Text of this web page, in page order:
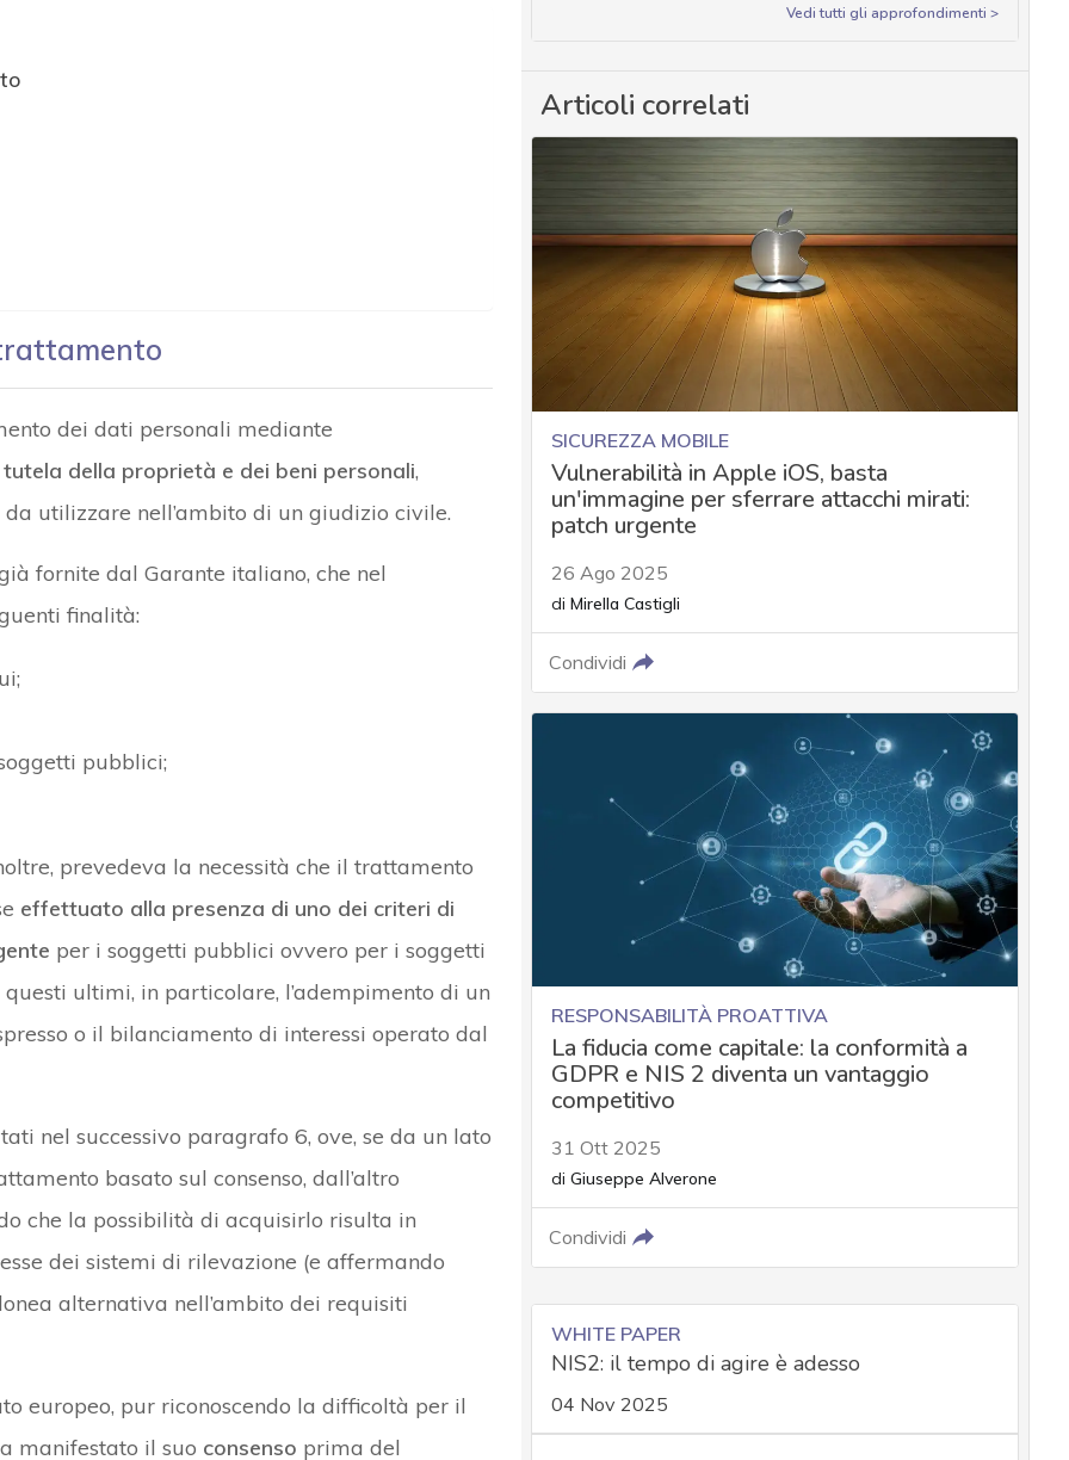
dei dati personali mediante
tutela della proprietà e dei beni personali,
utilizzare nell’ambito di un giudizio civile.
fornite dal Garante italiano, che nel
finalità:
pubblici;
prevedeva la necessità che il trattamento
effettuato alla presenza di uno dei criteri di
per i soggetti pubblici ovvero per i soggetti
ultimi, in particolare, l’adempimento di un
o il bilanciamento di interessi operato dal
nel successivo paragrafo 6, ove, se da un lato
basato sul consenso, dall’altro
che la possibilità di acquisirlo risulta in
dei sistemi di rilevazione (e affermando
alternativa nell’ambito dei requisiti
europeo, pur riconoscendo la difficoltà per il
manifestato il suo consenso prima del
Vedi tutti gli approfondimenti >
Articoli correlati
SICUREZZA MOBILE
Vulnerabilità in Apple iOS, basta
un'immagine per sferrare attacchi mirati:
patch urgente
26 Ago 2025
di Mirella Castigli
Condividi
RESPONSABILITÀ PROATTIVA
La fiducia come capitale: la conformità a
GDPR e NIS 2 diventa un vantaggio
competitivo
31 Ott 2025
di Giuseppe Alverone
Condividi
WHITE PAPER
NIS2: il tempo di agire è adesso
04 Nov 2025